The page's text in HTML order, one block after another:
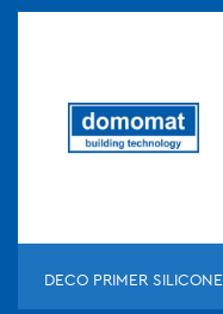
DECO PRIMER SILICONE